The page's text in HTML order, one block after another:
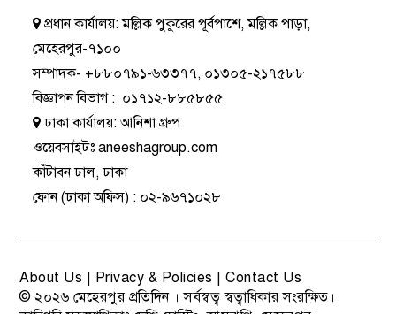
প্রধান কার্যালয়:মল্লিক পুকুরের পূর্বপাশে, মল্লিক পাড়া,
মেহেরপুর-৭১০০
সম্পাদক- +৮৮০৭৯১-৬৩৩৭৭, ০১৩০৫-২১৭৫৮৮
বিজ্ঞাপন বিভাগ: ০১৭১২-৮৮৫৮৫৫
ঢাকা কার্যালয়:আনিশা গ্রুপ
ওয়েবসাইটঃaneeshagroup.com
কাঁটাবন ঢাল, ঢাকা
ফোন(ঢাকা অফিস) : ০২-৯৬৭১০২৮
About Us | Privacy & Policies |Contact Us
© ২০২৬ মেহেরপুর প্রতিদিন । সর্বস্বত্ব স্বত্বাধিকার সংরক্ষিত।